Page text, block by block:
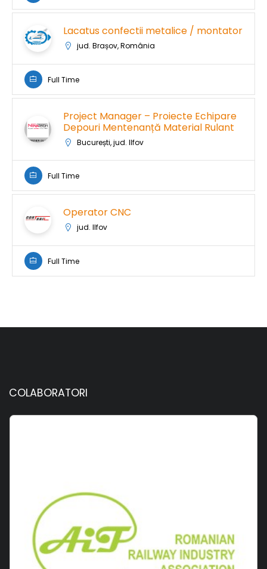
Lacatus confectii metalice / montator
jud. Brașov, România
Full Time
Project Manager – Proiecte Echipare
Depouri Mentenanță Material Rulant
București, jud. Ilfov
Full Time
Operator CNC
jud. Ilfov
Full Time
COLABORATORI